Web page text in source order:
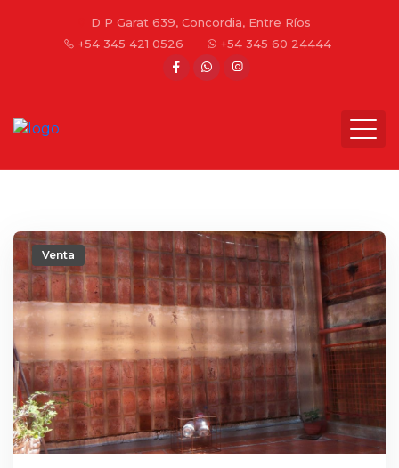
D P Garat 639, Concordia, Entre Ríos
+54 345 421 0526
+54 345 60 24444
Venta